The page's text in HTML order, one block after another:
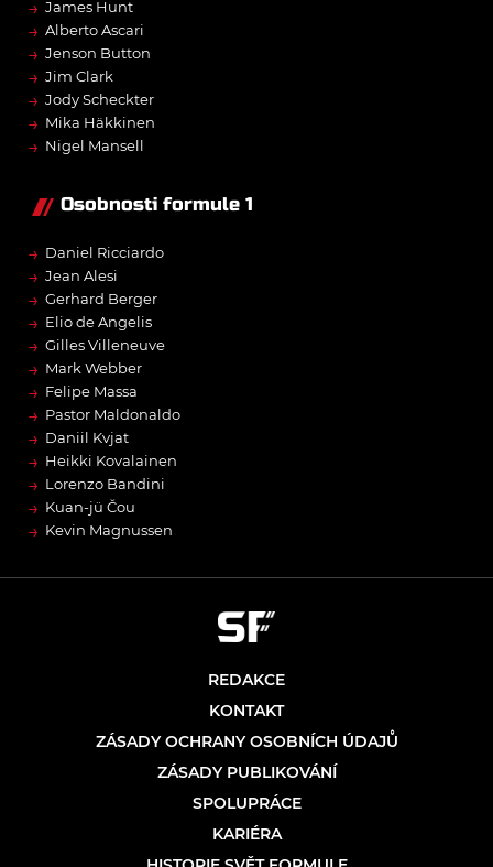
→ James Hunt
→ Alberto Ascari
→ Jenson Button
→ Jim Clark
→ Jody Scheckter
→ Mika Häkkinen
→ Nigel Mansell
Osobnosti formule 1
→ Daniel Ricciardo
→ Jean Alesi
→ Gerhard Berger
→ Elio de Angelis
→ Gilles Villeneuve
→ Mark Webber
→ Felipe Massa
→ Pastor Maldonaldo
→ Daniil Kvjat
→ Heikki Kovalainen
→ Lorenzo Bandini
→ Kuan-jü Čou
→ Kevin Magnussen
REDAKCE
KONTAKT
ZÁSADY OCHRANY OSOBNÍCH ÚDAJŮ
ZÁSADY PUBLIKOVÁNÍ
SPOLUPRÁCE
KARIÉRA